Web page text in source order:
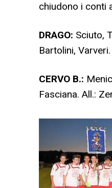
chiudono i conti
DRAGO: Sciuto,
Bartolini,
CERVO B.:
Fasciana. All.: